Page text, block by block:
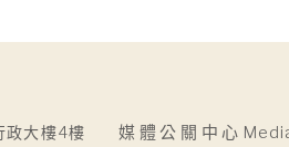
政大樓4樓
媒體公關中心